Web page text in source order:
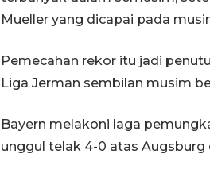
Mueller yang dicapai pada
Pemecahan rekor itu jadi
Liga Jerman sembilan musim
Bayern melakoni laga
unggul telak 4-0 atas